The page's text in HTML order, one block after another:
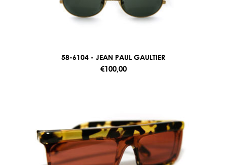
58-6104 - JEAN PAUL GAULTIER
€100,00